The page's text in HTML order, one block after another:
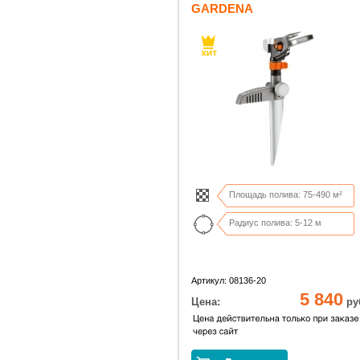
GARDENA
Площадь полива: 75-490 м²
Радиус полива: 5-12 м
Артикул: 08136-20
Цена: 5 840